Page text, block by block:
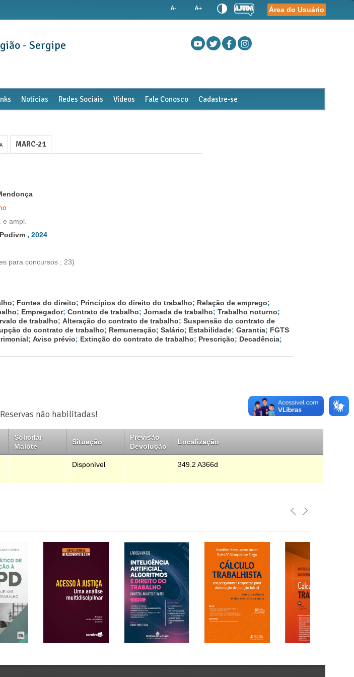
Área do Usuário
- Sergipe
Notícias Redes Sociais Vídeos Fale Conosco Cadastre-se
MARC-21
e ampl.
, 2024
para concursos ; 23)
; Fontes do direito; Princípios do direito do trabalho; Relação de emprego;
; Empregador; Contrato de trabalho; Jornada de trabalho; Trabalho noturno;
de trabalho; Alteração do contrato de trabalho; Suspensão do contrato de
do contrato de trabalho; Remuneração; Salário; Estabilidade; Garantia; FGTS
; Aviso prévio; Extinção do contrato de trabalho; Prescrição; Decadência;
não habilitadas!
Solicitar
Malote
Situação
Previsão
Devolução
Localização
Disponível 349.2 A366d